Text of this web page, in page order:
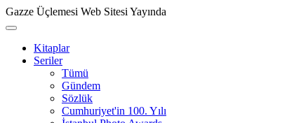
Gazze Üçlemesi Web Sitesi Yayında
Kitaplar
Seriler
Tümü
Gündem
Sözlük
Cumhuriyet'in 100. Yılı